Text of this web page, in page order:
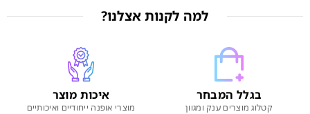
למה לקנות אצלנו?
בגלל המבחר
קטלוג מוצרים ענק ומגוון
איכות מוצר
מוצרי אופנה ייחודיים ואיכותיים